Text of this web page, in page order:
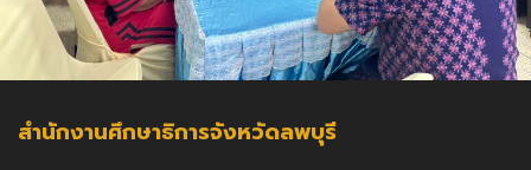
สำนักงานศึกษาธิการจังหวัดลพบุรี